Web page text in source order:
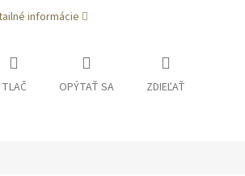
informácie
TLAČ OPÝTAŤ SA ZDIEĽAŤ